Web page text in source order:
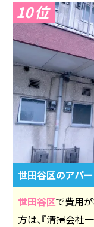
10
世田谷区のアパ
世田谷区で費用
方は、『清掃会社